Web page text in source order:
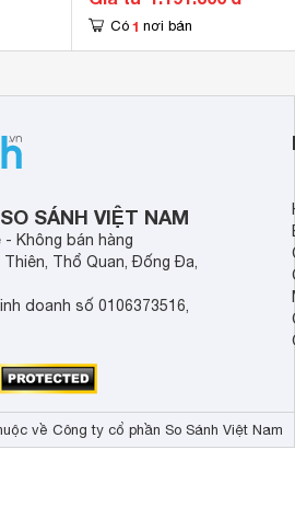
Có 1 nơi bán
SÁNH VIỆT NAM
Không bán hàng
Thổ Quan, Đống Đa,
doanh số 0106373516,
về Công ty cổ phần So Sánh Việt Nam